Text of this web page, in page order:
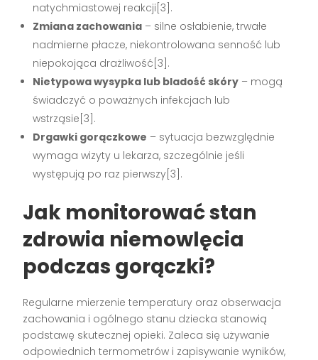
natychmiastowej reakcji[3].
Zmiana zachowania – silne osłabienie, trwałe
nadmierne płacze, niekontrolowana senność lub
niepokojąca drażliwość[3].
Nietypowa wysypka lub bladość skóry – mogą
świadczyć o poważnych infekcjach lub
wstrząsie[3].
Drgawki gorączkowe – sytuacja bezwzględnie
wymaga wizyty u lekarza, szczególnie jeśli
występują po raz pierwszy[3].
Jak monitorować stan
zdrowia niemowlęcia
podczas gorączki?
Regularne mierzenie temperatury oraz obserwacja
zachowania i ogólnego stanu dziecka stanowią
podstawę skutecznej opieki. Zaleca się używanie
odpowiednich termometrów i zapisywanie wyników,